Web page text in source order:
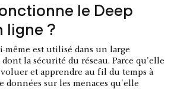
le Deep
ligne ?
même est utilisé dans un large
la sécurité du réseau. Parce qu'elle
et apprendre au fil du temps à
données sur les menaces qu'elle